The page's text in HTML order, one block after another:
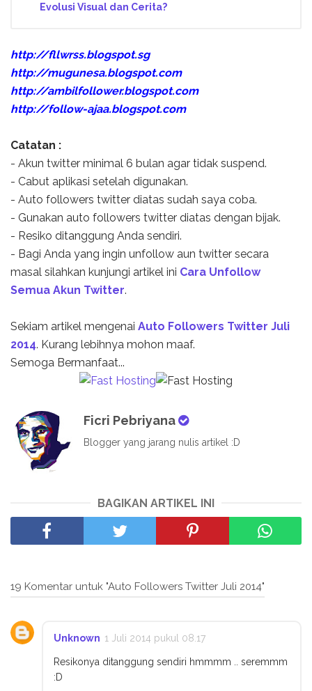
Evolusi Visual dan Cerita?
http://fllwrss.blogspot.sg
http://mugunesa.blogspot.com
http://ambilfollower.blogspot.com
http://follow-ajaa.blogspot.com
Catatan :
- Akun twitter minimal 6 bulan agar tidak suspend.
- Cabut aplikasi setelah digunakan.
- Auto followers twitter diatas sudah saya coba.
- Gunakan auto followers twitter diatas dengan bijak.
- Resiko ditanggung Anda sendiri.
- Bagi Anda yang ingin unfollow aun twitter secara
masal silahkan kunjungi artikel ini Cara Unfollow
Semua Akun Twitter.
Sekiam artikel mengenai Auto Followers Twitter Juli
2014. Kurang lebihnya mohon maaf.
Semoga Bermanfaat...
Ficri Pebriyana
Blogger yang jarang nulis artikel :D
BAGIKAN ARTIKEL INI
19 Komentar untuk "Auto Followers Twitter Juli 2014"
Unknown 1 Juli 2014 pukul 08.17
Resikonya ditanggung sendiri hmmmm .. seremmm
:D